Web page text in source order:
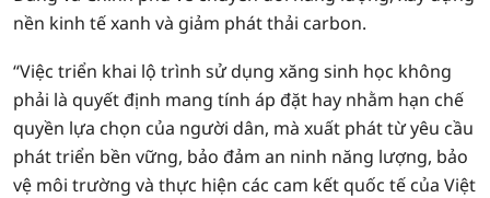
nền kinh tế xanh và giảm phát thải carbon.
“Việc triển khai lộ trình sử dụng xăng sinh học không
phải là quyết định mang tính áp đặt hay nhằm hạn chế
quyền lựa chọn của người dân, mà xuất phát từ yêu cầu
phát triển bền vững, bảo đảm an ninh năng lượng, bảo
vệ môi trường và thực hiện các cam kết quốc tế của Việt